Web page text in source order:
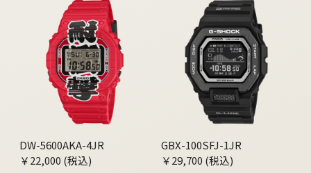
DW-5600AKA-4JR
￥22,000 (税込)
GBX-100SFJ-1JR
￥29,700 (税込)